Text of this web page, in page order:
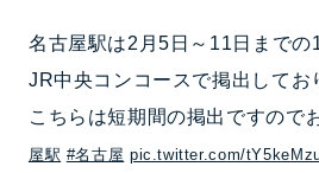
名古屋駅は2月5日～11日までの
JR中央コンコースで掲出してお
こちらは短期間の掲出ですので
屋駅 #名古屋 pic.twitter.com/